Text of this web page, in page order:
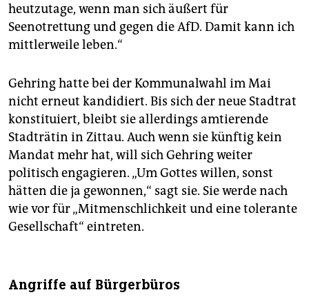
heutzutage, wenn man sich äußert für
Seenotrettung und gegen die AfD. Damit kann ich
mittlerweile leben.“
Gehring hatte bei der Kommunalwahl im Mai
nicht erneut kandidiert. Bis sich der neue Stadtrat
konstituiert, bleibt sie allerdings amtierende
Stadträtin in Zittau. Auch wenn sie künftig kein
Mandat mehr hat, will sich Gehring weiter
politisch engagieren. „Um Gottes willen, sonst
hätten die ja gewonnen,“ sagt sie. Sie werde nach
wie vor für „Mitmenschlichkeit und eine tolerante
Gesellschaft“ eintreten.
Angriffe auf Bürgerbüros